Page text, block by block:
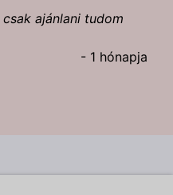
ajánlani tudom
- 1 hónapja